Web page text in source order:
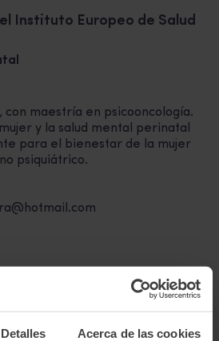
Detalles Acerca de las cookies
Instituto Europeo de Salud
con maestría en psicooncología.
y la salud mental perinatal
para el bienestar de la mujer
psiquiátrico.